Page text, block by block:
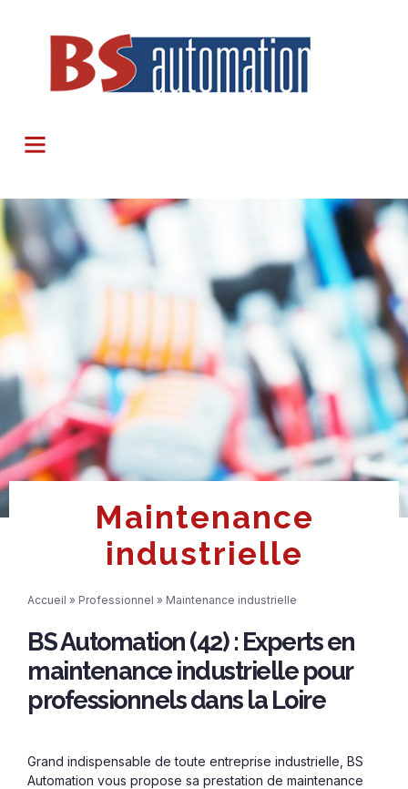
Maintenance
industrielle
Accueil » Professionnel » Maintenance industrielle
BS Automation (42) : Experts en
maintenance industrielle pour
professionnels dans la Loire
Grand indispensable de toute entreprise industrielle, BS
Automation vous propose sa prestation de maintenance